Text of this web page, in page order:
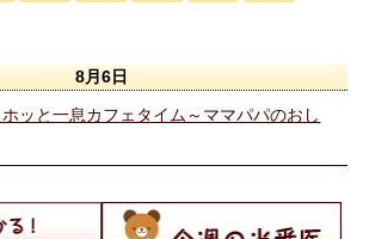
8月6日
ホッと一息カフェタイム～ママパパのおし